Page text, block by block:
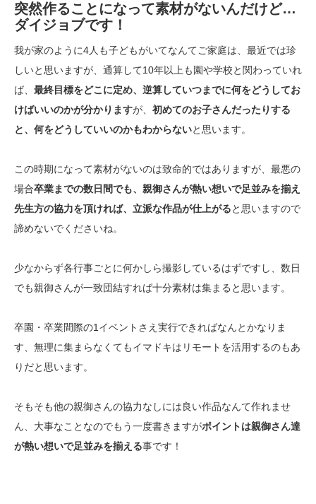
突然作ることになって素材がないんだけど…
ダイジョブです！
我が家のように4人も子どもがいてなんてご家庭は、最近では珍
しいと思いますが、通算して10年以上も園や学校と関わっていれ
ば、 最終目標をどこに定め、逆算していつまでに何をどうしてお
けばいいのかが分かりますが、 初めてのお子さんだったりする
と、何をどうしていいのかもわからないと思います。
この時期になって素材がないのは致命的ではありますが、最悪の
場合卒業までの数日間でも、親御さんが熱い想いで足並みを揃え
先生方の協力を頂ければ、立派な作品が仕上がると思いますので
諦めないでくださいね。
少なからず各行事ごとに何かしら撮影しているはずですし、数日
でも親御さんが一致団結すれば十分素材は集まると思います。
卒園・卒業間際の1イベントさえ実行できればなんとかなりま
す、無理に集まらなくてもイマドキはリモートを活用するのもあ
りだと思います。
そもそも他の親御さんの協力なしには良い作品なんて作れませ
ん、大事なことなのでもう一度書きますがポイントは親御さん達
が熱い想いで足並みを揃える事です！